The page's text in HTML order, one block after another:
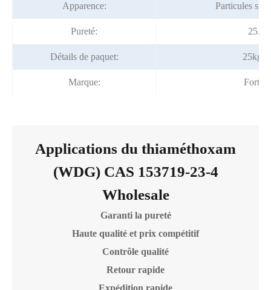
Apparence: Particules
Pureté:
Détails de paquet: 25kg/
Marque:
Applications du thiaméthoxam
(WDG) CAS 153719-23-4
Wholesale
Garanti la pureté
Haute qualité et prix compétitif
Contrôle qualité
Retour rapide